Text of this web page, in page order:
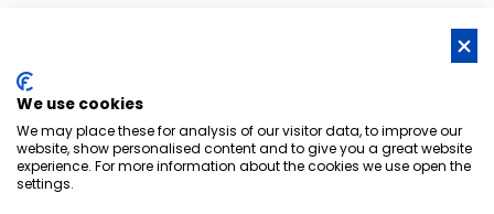
We use cookies
We may place these for analysis of our visitor data, to improve our
website, show personalised content and to give you a great website
experience. For more information about the cookies we use open the
settings.